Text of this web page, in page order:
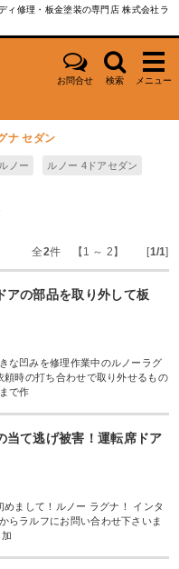
ィ修理・板金塗装の専門店 株式会社ラ
お問合せ 検索 メニュー
ナ セダン
ルノー ルノー 4ドアセダン
全2件 【1 ～ 2】 [1/1]
アの部品を取り外して板
な凹みを修理作業中のルノーラグ
時の打ち合わせで取り外せるもの
で作
当て逃げ被害！運転席ドア
まして！ルノー ラグナ！ インタ
らラルフにお問い合わせ下さいま